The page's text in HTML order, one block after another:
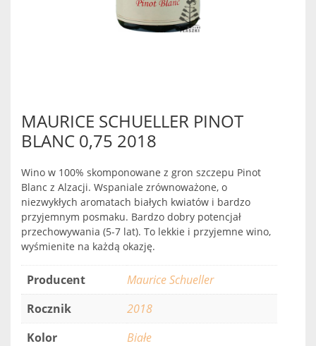
MAURICE SCHUELLER PINOT
BLANC 0,75 2018
Wino w 100% skomponowane z gron szczepu Pinot
Blanc z Alzacji. Wspaniale zrównoważone, o
niezwykłych aromatach białych kwiatów i bardzo
przyjemnym posmaku. Bardzo dobry potencjał
przechowywania (5-7 lat). To lekkie i przyjemne wino,
wyśmienite na każdą okazję.
Producent
Maurice Schueller
Rocznik
2018
Kolor
Białe